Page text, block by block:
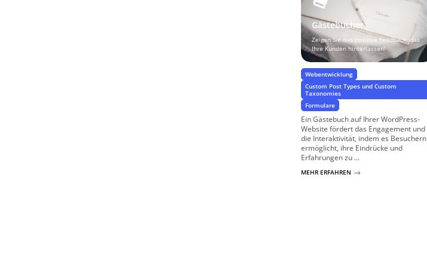
Gästebücher
Zeigen Sie das positive Feedback, das
Ihre Kunden hinterlassen!
Webentwicklung
Custom Post Types und Custom
Taxonomies
Formulare
Ein Gästebuch auf Ihrer WordPress-
Website fördert das Engagement und
die Interaktivität, indem es Besuchern
ermöglicht, ihre Eindrücke und
Erfahrungen zu ...
MEHR ERFAHREN $